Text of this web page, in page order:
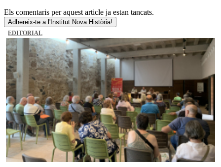
Els comentaris per aquest article ja estan tancats.
Adhereix-te a l'Institut Nova Història!
EDITORIAL